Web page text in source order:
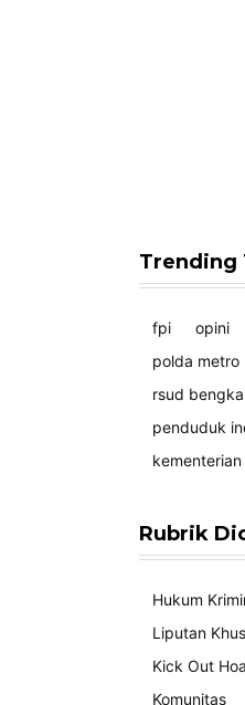
Trending
fpi opini
polda metro
rsud
penduduk
Rubrik
Hukum
Liputan
Kick Out
Komunitas